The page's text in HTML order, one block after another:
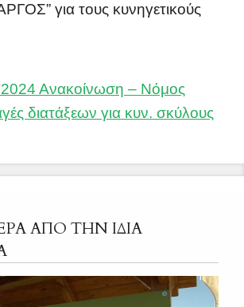
για τους κυνηγετικούς
Ανακοίνωση – Νόμος
διατάξεων για κυν. σκύλους
ΑΠΟ ΤΗΝ ΙΔΙΑ